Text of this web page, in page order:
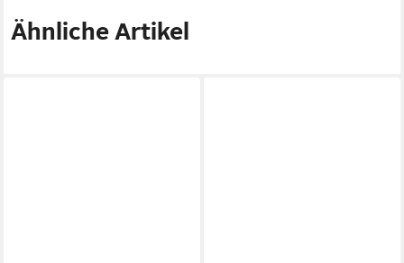
Ähnliche Artikel